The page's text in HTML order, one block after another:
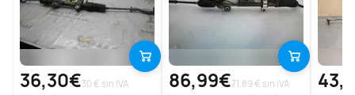
36,30€30 € sin IVA 86,99€71.89 € sin IVA